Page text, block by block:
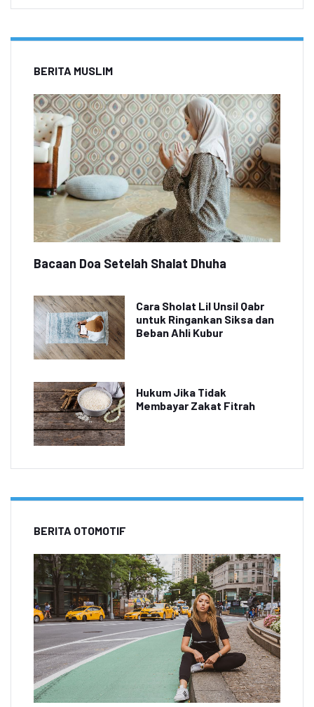
BERITA MUSLIM
Bacaan Doa Setelah Shalat Dhuha
Cara Sholat Lil Unsil Qabr
untuk Ringankan Siksa dan
Beban Ahli Kubur
Hukum Jika Tidak
Membayar Zakat Fitrah
BERITA OTOMOTIF